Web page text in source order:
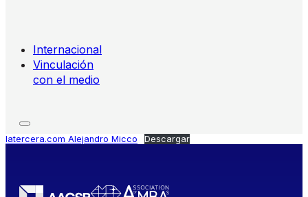
Internacional
Vinculación
con el medio
latercera.com Alejandro Micco Descargar